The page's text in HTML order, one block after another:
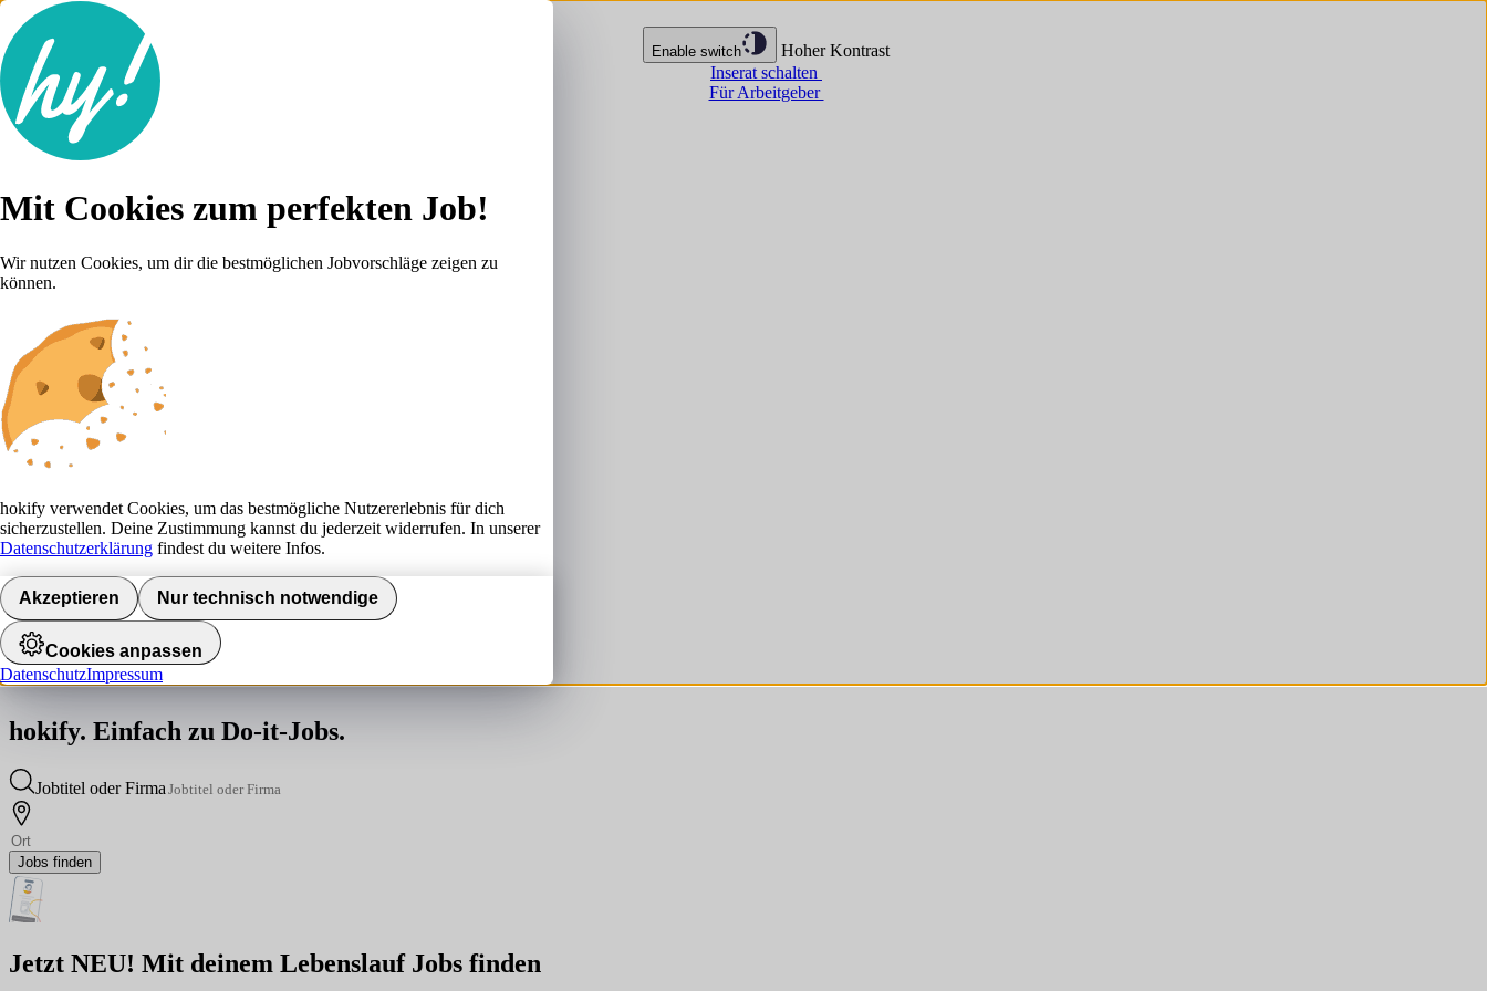
Enable switch
Hoher Kontrast
Inserat schalten
Für Arbeitgeber
Lebenslauf
Karriere-Tipps
Anmelden
hokify. Einfach zu Do-it-Jobs.
Jobtitel oder Firma
Jobs finden
Jetzt NEU! Mit deinem Lebenslauf Jobs finden
Mit Cookies zum perfekten Job!
Wir nutzen Cookies, um dir die bestmöglichen Jobvorschläge zeigen zu
können.
hokify verwendet Cookies, um das bestmögliche Nutzererlebnis für dich
sicherzustellen. Deine Zustimmung kannst du jederzeit widerrufen. In unserer
Datenschutzerklärung findest du weitere Infos.
Akzeptieren Nur technisch notwendige
Cookies anpassen
DatenschutzImpressum